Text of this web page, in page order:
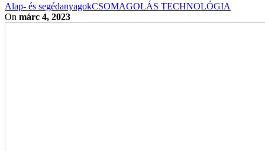
Alap- és segédanyagokCSOMAGOLÁS TECHNOLÓGIA
On márc 4, 2023